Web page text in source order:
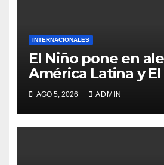
INTERNACIONALES
El Niño pone en
América Latina y
AGO 5, 2026 ADMIN